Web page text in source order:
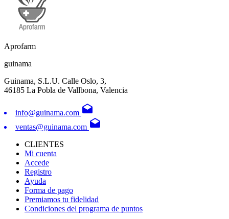
Aprofarm
guinama
Guinama, S.L.U. Calle Oslo, 3,
46185 La Pobla de Vallbona, Valencia
info@guinama.com drafts
ventas@guinama.com drafts
CLIENTES
Mi cuenta
Accede
Registro
Ayuda
Forma de pago
Premiamos tu fidelidad
Condiciones del programa de puntos